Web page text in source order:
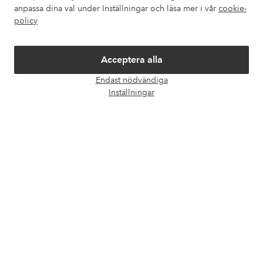
anpassa dina val under Inställningar och läsa mer i vår cookie-
policy
Acceptera alla
Endast nödvändiga
Inställningar
Om Ellos
Villkor